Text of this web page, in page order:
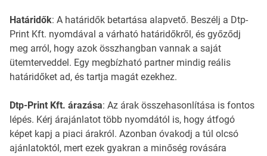
Határidők: A határidők betartása alapvető. Beszélj a Dtp-
Print Kft. nyomdával a várható határidőkről, és győződj
meg arról, hogy azok összhangban vannak a saját
ütemterveddel. Egy megbízható partner mindig reális
határidőket ad, és tartja magát ezekhez.
Dtp-Print Kft. árazása: Az árak összehasonlítása is fontos
lépés. Kérj árajánlatot több nyomdától is, hogy átfogó
képet kapj a piaci árakról. Azonban óvakodj a túl olcsó
ajánlatoktól, mert ezek gyakran a minőség rovására